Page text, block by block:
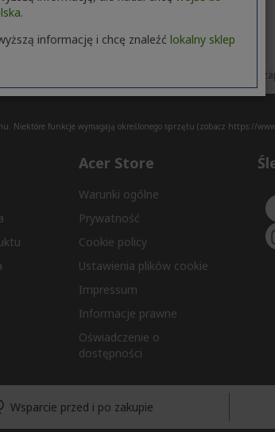
Shops podjęło rozsądne i proporcjonalne kroki, aby
Niektóre funkcje wymagają określonego sprzętu (zobacz https://
Acer Store
Warunki ogólne
Prywatność
Cookie policy
Ustawienia plików cookie
Impressum
Informacje prawne
Oświadczenie o
dostępności
Wsparcie przed i po zakupie
informację i chcę znaleźć lokalny sklep